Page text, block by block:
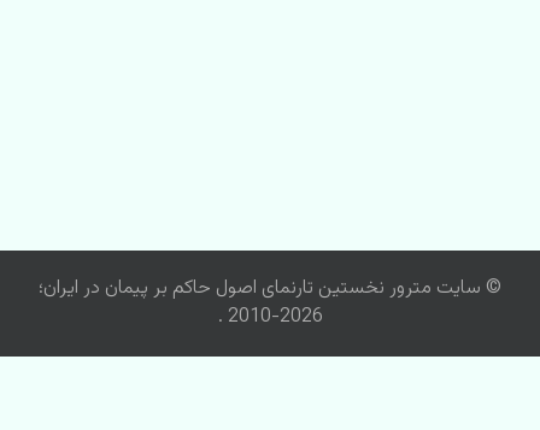
© سایت مترور نخستین تارنمای اصول حاکم بر پیمان در ایران؛
2026-2010 .